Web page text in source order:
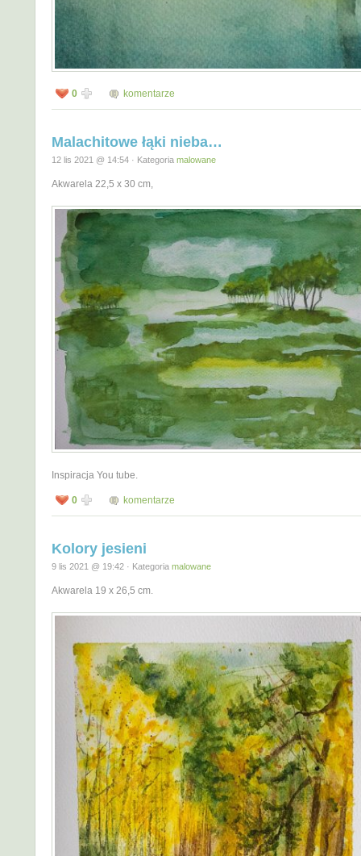
0 komentarze
Malachitowe łąki nieba…
12 lis 2021 @ 14:54 · Kategoria malowane
Akwarela 22,5 x 30 cm,
Inspiracja You tube.
0 komentarze
Kolory jesieni
9 lis 2021 @ 19:42 · Kategoria malowane
Akwarela 19 x 26,5 cm.